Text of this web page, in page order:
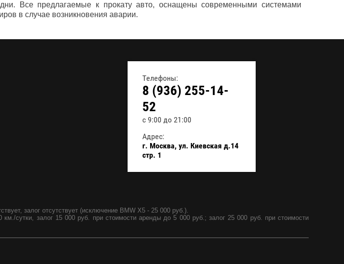
Все предлагаемые к прокату авто, оснащены современными системами
в случае возникновения аварии.
Телефоны:
8 (936) 255-14-
52
с 9:00 до 21:00
Адрес:
г. Москва, ул. Киевская д.14
стр. 1
залог отсутствует (исключение BMW X5 - 25 000 руб.).
сутки, залог 15 000 руб. при стоимости аренды до 5 000 руб.; залог 25 000 руб. при стоимости